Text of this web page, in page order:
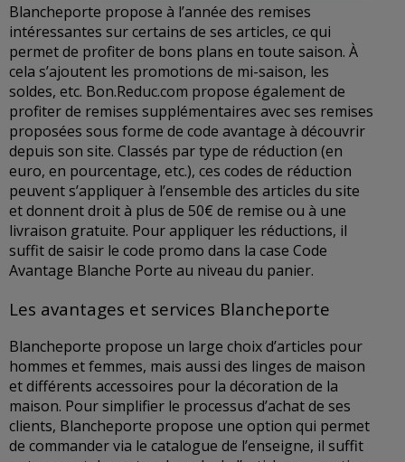
Blancheporte propose à l’année des remises
intéressantes sur certains de ses articles, ce qui
permet de profiter de bons plans en toute saison. À
cela s’ajoutent les promotions de mi-saison, les
soldes, etc. Bon.Reduc.com propose également de
profiter de remises supplémentaires avec ses remises
proposées sous forme de code avantage à découvrir
depuis son site. Classés par type de réduction (en
euro, en pourcentage, etc.), ces codes de réduction
peuvent s’appliquer à l’ensemble des articles du site
et donnent droit à plus de 50€ de remise ou à une
livraison gratuite. Pour appliquer les réductions, il
suffit de saisir le code promo dans la case Code
Avantage Blanche Porte au niveau du panier.
Les avantages et services Blancheporte
Blancheporte propose un large choix d’articles pour
hommes et femmes, mais aussi des linges de maison
et différents accessoires pour la décoration de la
maison. Pour simplifier le processus d’achat de ses
clients, Blancheporte propose une option qui permet
de commander via le catalogue de l’enseigne, il suffit